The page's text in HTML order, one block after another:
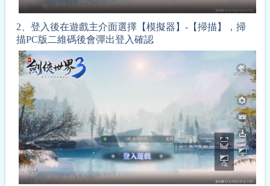
2、登入後在遊戲主介面選擇【模擬器】-【掃描】，掃
描PC版二維碼後會彈出登入確認